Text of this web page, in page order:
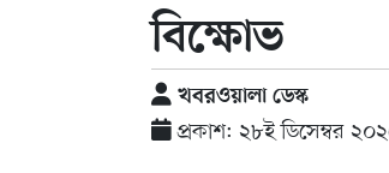
বিক্ষোভ
খবরওয়ালা ডেস্ক
প্রকাশ: ২৮ই ডিসেম্বর